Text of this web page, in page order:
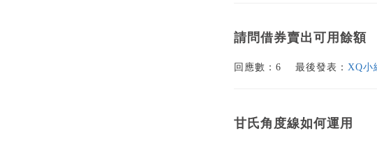
請問借券賣出可用餘額
回應數：6 最後發表： XQ小
甘氏角度線如何運用